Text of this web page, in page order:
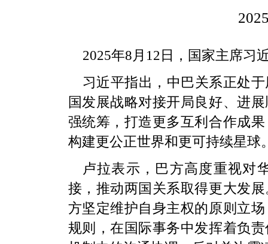
2025年8月12日，国家主席习
习近平指出，中巴关系正处
国发展战略对接开局良好、进
强统筹，打造更多互利合作成
构建更公正世界和更可持续星球
卢拉表示，巴方高度重视对
接，推动两国关系取得更大发
方坚定维护自身主权的原则立
规则，在国际事务中发挥着负